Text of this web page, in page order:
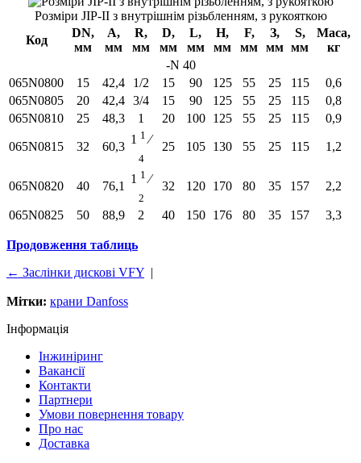
Розміри JIP-II з внутрішнім різьбленням, з рукояткою
Код
DN,
мм
А,
мм
R,
мм
D,
мм
L,
мм
H,
мм
F,
мм
З,
мм
S,
мм
Маса,
кг
-N 40
065N0800
15 42,4 1/2 15 90 125 55 25 115
0,6
065N0805
20 42,4 3/4 15 90 125 55 25 115
0,8
065N0810
25 48,3 1 20 100 125 55 25 115 0,9
065N0815 32 60,3
1 1⁄
4
25 105 130 55 25 115 1,2
065N0820 40 76,1
1 1⁄
2
32 120 170 80 35 157 2,2
065N0825 50 88,9 2 40 150 176 80 35 157 3,3
Продовження таблиць
← Заслінки дискові VFY |
Мітки: крани Danfoss
Інформація
Інжиніринг
Вакансії
Контакти
Партнери
Умови повернення товару
Про нас
Доставка